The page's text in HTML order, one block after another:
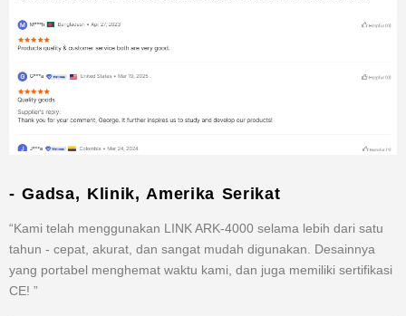
- Gadsa, Klinik, Amerika Serikat
“Kami telah menggunakan LINK ARK-4000 selama lebih dari satu
tahun - cepat, akurat, dan sangat mudah digunakan. Desainnya
yang portabel menghemat waktu kami, dan juga memiliki sertifikasi
CE! ”